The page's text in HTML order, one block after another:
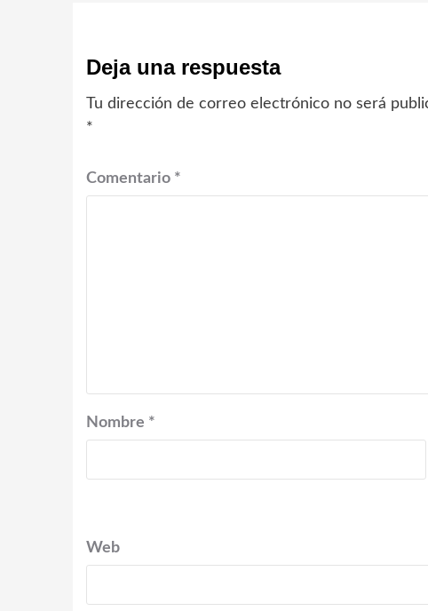
Deja una respuesta
Tu dirección de correo electrónico no será
*
Comentario *
Nombre *
Web